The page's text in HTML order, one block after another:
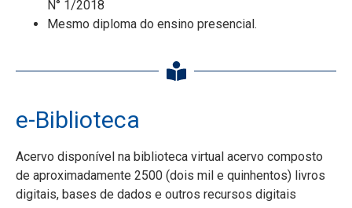
N° 1/2018
Mesmo diploma do ensino presencial.
e-Biblioteca
Acervo disponível na biblioteca virtual acervo composto
de aproximadamente 2500 (dois mil e quinhentos) livros
digitais, bases de dados e outros recursos digitais